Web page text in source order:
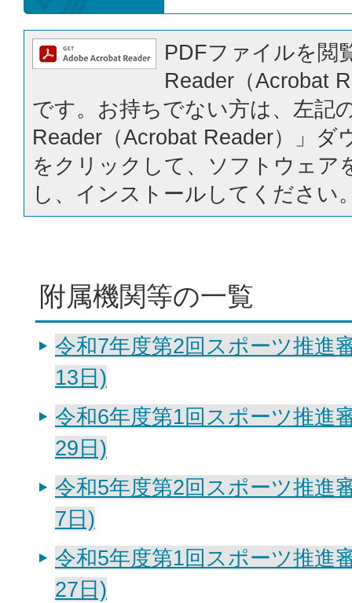
PDFファイルを閲
Reader（Acrobat
です。お持ちでない方は、左記
Reader（Acrobat Reader）」ダ
をクリックして、ソフトウェア
し、インストールしてください
附属機関等の一覧
令和7年度第2回スポーツ推進
13日)
令和6年度第1回スポーツ推進
29日)
令和5年度第2回スポーツ推進
7日)
令和5年度第1回スポーツ推進
27日)